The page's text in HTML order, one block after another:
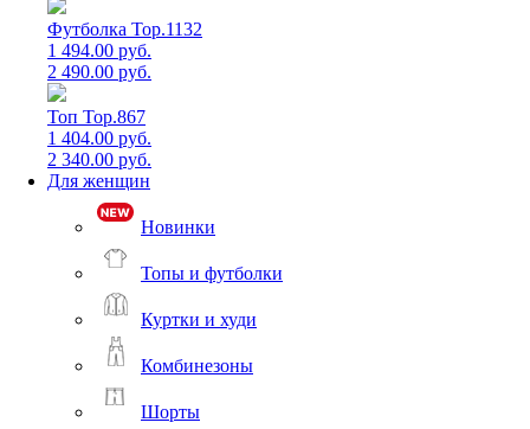
Футболка Top.1132
1 494.00 руб.
2 490.00 руб.
Топ Top.867
1 404.00 руб.
2 340.00 руб.
Для женщин
Новинки
Топы и футболки
Куртки и худи
Комбинезоны
Шорты